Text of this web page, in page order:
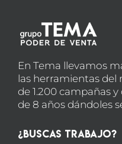
En Tema llevamos
las herramientas
de 1.200 campañas
de 8 años dándoles
¿Buscas Trabajo?